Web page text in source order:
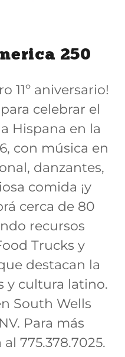
250
11º aniversario!
celebrar el
Hispana en la
con música en
danzantes,
comida ¡y
cerca de 80
recursos
Trucks y
destacan la
y cultura latino.
South Wells
Para más
775.378.7025.